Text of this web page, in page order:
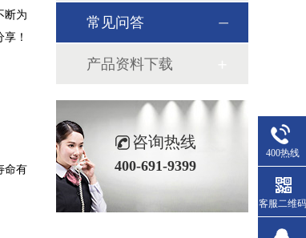
断为
！
命有
常见问答
产品资料下载
咨询热线
400-691-9399
400热线
客服二维码